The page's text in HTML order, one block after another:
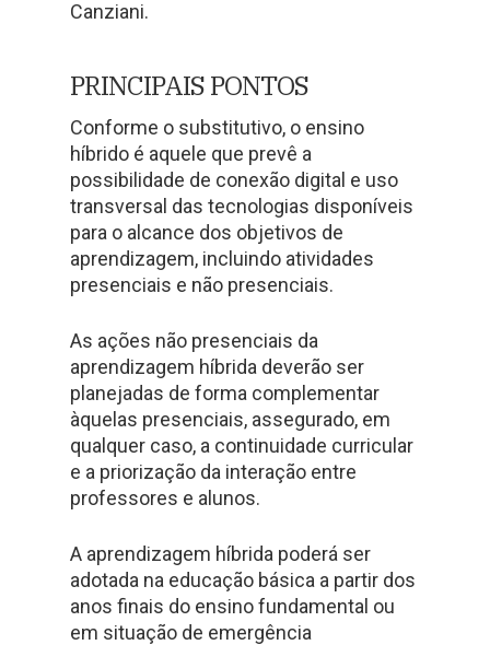
Canziani.
PRINCIPAIS PONTOS
Conforme o substitutivo, o ensino
híbrido é aquele que prevê a
possibilidade de conexão digital e uso
transversal das tecnologias disponíveis
para o alcance dos objetivos de
aprendizagem, incluindo atividades
presenciais e não presenciais.
As ações não presenciais da
aprendizagem híbrida deverão ser
planejadas de forma complementar
àquelas presenciais, assegurado, em
qualquer caso, a continuidade curricular
e a priorização da interação entre
professores e alunos.
A aprendizagem híbrida poderá ser
adotada na educação básica a partir dos
anos finais do ensino fundamental ou
em situação de emergência